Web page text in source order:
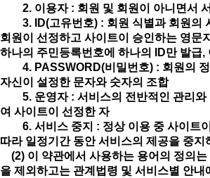
2. 이용자 : 회원 및 회원이 아니면서
3. ID(고유번호) : 회원 식별과 회원의
회원이 선정하고 사이트이 승인하는 영문
하나의 주민등록번호에 하나의 ID만 발급,
4. PASSWORD(비밀번호) : 회원의 정
자신이 설정한 문자와 숫자의 조합
5. 운영자 : 서비스의 전반적인 관리와
여 사이트이 선정한 자
6. 서비스 중지 : 정상 이용 중 사이트이
따라 일정기간 동안 서비스의 제공을 중지
(2) 이 약관에서 사용하는 용어의 정의는
을 제외하고는 관계법령 및 서비스별 안내